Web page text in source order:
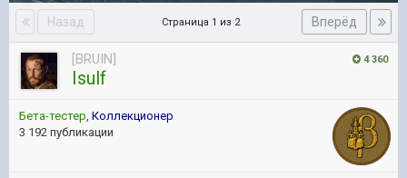
Назад Вперёд
Страница 1 из 2
4 360
[BRUIN]
Isulf
Бета-тестер, Коллекционер
3 192 публикации